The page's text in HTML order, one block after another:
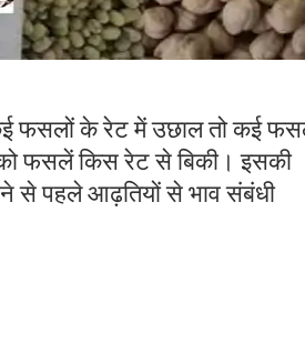
फसलों के रेट में उछाल तो कई
फसलें किस रेट से बिकी। इसकी
से पहले आढ़तियों से भाव संबंधी
कड़वासरा